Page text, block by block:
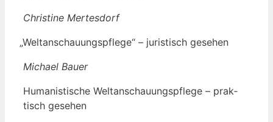
Chris­ti­ne Mertesdorf
„Welt­an­schau­ungs­pfle­ge“ – juris­tisch gesehen
Micha­el Bauer
Huma­nis­ti­sche Welt­an­schau­ungs­pfle­ge – prak­
tisch gesehen